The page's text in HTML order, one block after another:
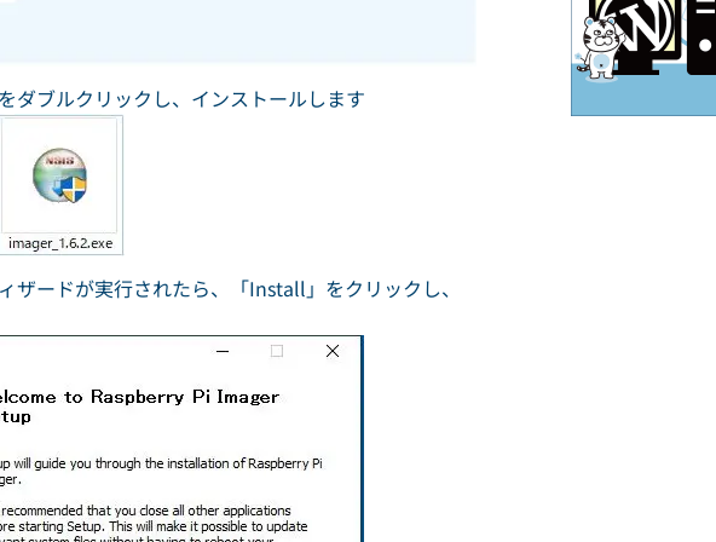
ダブルクリックし、インストールします
ザードが実行されたら、「Install」をクリックし、